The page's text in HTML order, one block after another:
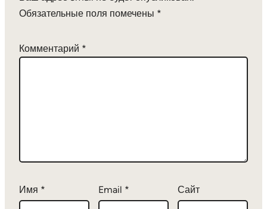
Обязательные поля помечены *
Комментарий *
Имя * Email * Сайт